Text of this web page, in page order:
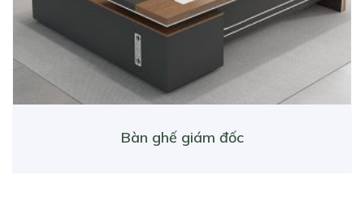
Bàn ghế giám đốc